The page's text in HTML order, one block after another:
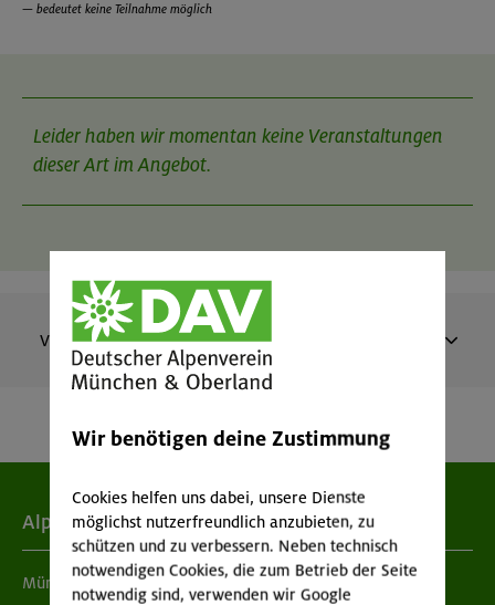
— bedeutet keine Teilnahme möglich
Leider haben wir momentan keine Veranstaltungen
dieser Art im Angebot.
Vergangene Veranstaltungen
Mo 19:00-21:00 | DAV Kletter- und
Wöchentliches inklusives Klettertraining
Datum wöchentlich (außer in den Schulferien)
Alpenverein
München & Oberland
Wir benötigen deine Zustimmung
Cookies helfen uns dabei, unsere Dienste
möglichst nutzerfreundlich anzubieten, zu
schützen und zu verbessern. Neben technisch
notwendigen Cookies, die zum Betrieb der Seite
notwendig sind, verwenden wir Google